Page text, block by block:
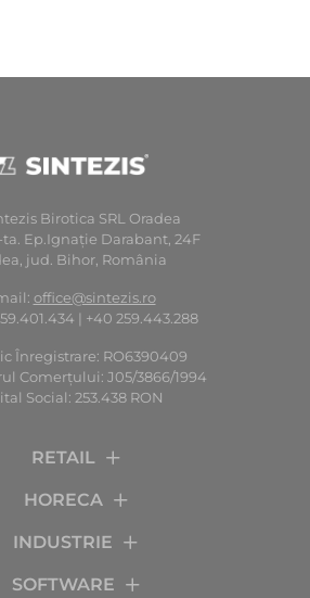
Birotica SRL Oradea
ta. Ep.Ignaţie Darabant, 24F
jud. Bihor, România
office@sintezis.ro
| +40 259.443.288
Înregistrare: RO6390409
Comerţului: J05/3866/1994
Social: 253.438 RON
RETAIL
HORECA
INDUSTRIE
SOFTWARE